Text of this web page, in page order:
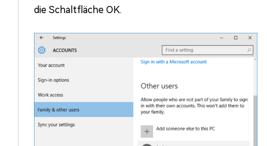
die Schaltfläche OK.